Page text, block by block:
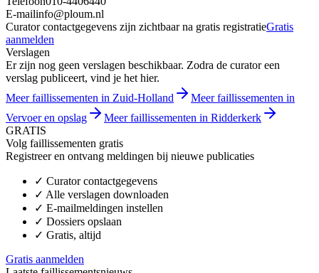
E-mailinfo@ploum.nl
Curator contactgegevens zijn zichtbaar na gratis registratieGratis
aanmelden
Verslagen
Er zijn nog geen verslagen beschikbaar. Zodra de curator een
verslag publiceert, vind je het hier.
Meer faillissementen in Zuid-Holland
Meer faillissementen in
Vervoer en opslag
Meer faillissementen in Ridderkerk
GRATIS
Volg faillissementen gratis
Registreer en ontvang meldingen bij nieuwe publicaties
✓ Curator contactgegevens
✓ Alle verslagen downloaden
✓ E-mailmeldingen instellen
✓ Dossiers opslaan
✓ Gratis, altijd
Gratis aanmelden